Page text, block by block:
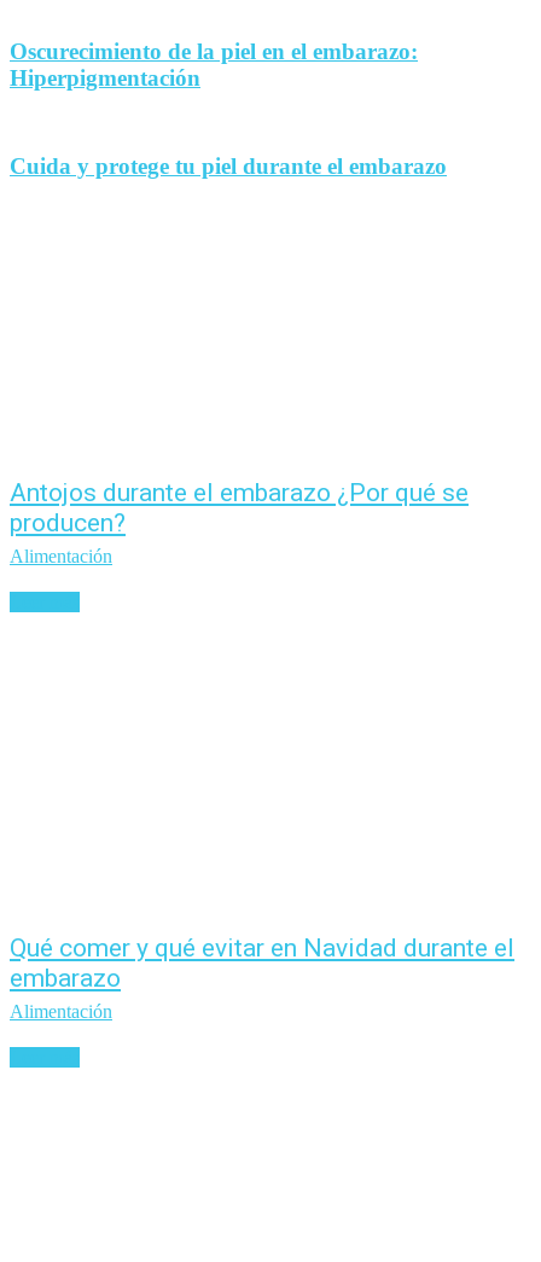
Oscurecimiento de la piel en el embarazo:
Hiperpigmentación
Cuida y protege tu piel durante el embarazo
Antojos durante el embarazo ¿Por qué se
producen?
Alimentación
Qué comer y qué evitar en Navidad durante el
embarazo
Alimentación